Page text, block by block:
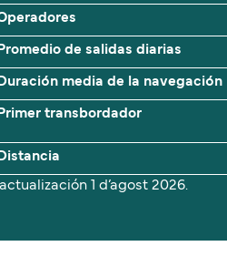
Promedio de salidas diarias
Duración media de la navegación
Primer transbordador
Distancia
1 d’agost 2026.